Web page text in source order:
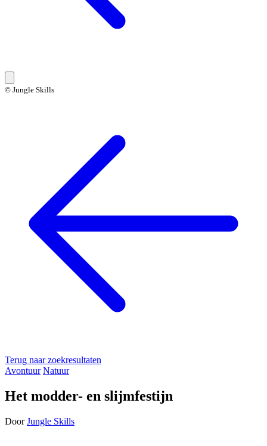
© Jungle Skills
Terug naar zoekresultaten
Avontuur Natuur
Het modder- en slijmfestijn
Door Jungle Skills